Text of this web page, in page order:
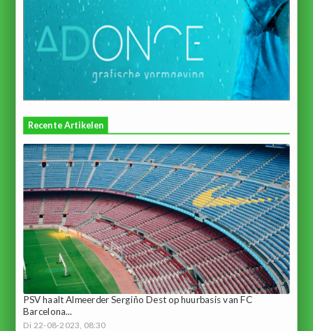
Recente Artikelen
PSV haalt Almeerder Sergiño Dest op huurbasis van FC
Barcelona...
Di 22-08-2023, 08:30